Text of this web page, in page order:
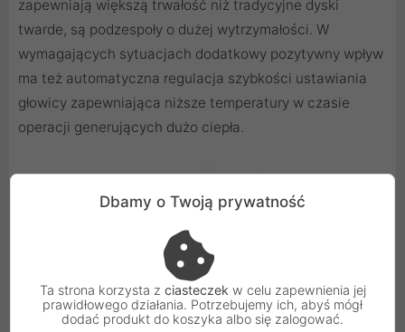
zapewniają większą trwałość niż tradycyjne dyski
twarde, są podzespoły o dużej wytrzymałości. W
wymagających sytuacjach dodatkowy pozytywny wpływ
ma też automatyczna regulacja szybkości ustawiania
głowicy zapewniająca niższe temperatury w czasie
operacji generujących dużo ciepła.
Dbamy o Twoją prywatność
Ta strona korzysta z ciasteczek w celu zapewnienia jej
prawidłowego działania. Potrzebujemy ich, abyś mógł
dodać produkt do koszyka albo się zalogować.